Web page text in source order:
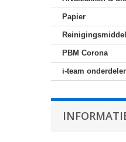
Papier
PBM Corona
i-team